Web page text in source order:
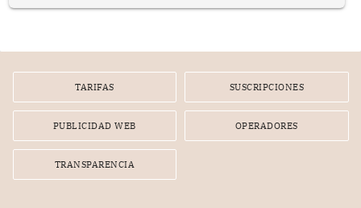
TARIFAS SUSCRIPCIONES
PUBLICIDAD WEB OPERADORES
TRANSPARENCIA